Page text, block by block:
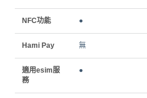
NFC功能 ●
Hami Pay 無
適用esim服
務
●